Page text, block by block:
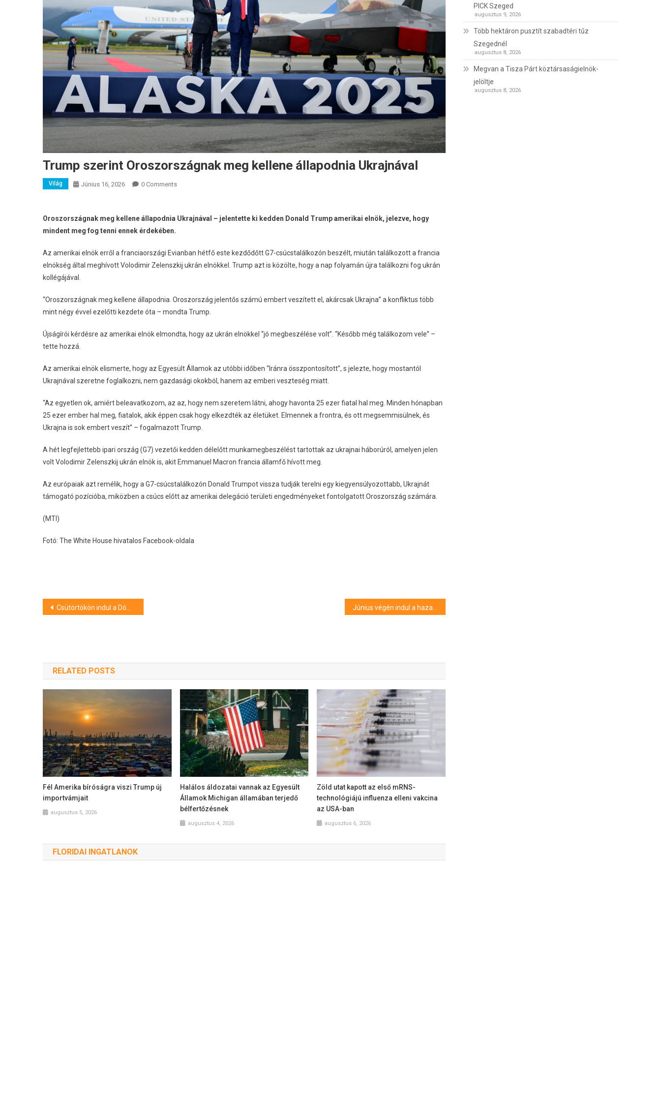
Trump szerint Oroszországnak meg kellene állapodnia Ukrajnával
Világ Június 16, 2026 0 Comments
Oroszországnak meg kellene állapodnia Ukrajnával – jelentette ki kedden Donald Trump amerikai elnök, jelezve, hogy
mindent meg fog tenni ennek érdekében.
Az amerikai elnök erről a franciaországi Evianban hétfő este kezdődőtt G7-csúcstalálkozón beszélt, miután találkozott a francia
elnökség által meghívott Volodimir Zelenszkij ukrán elnökkel. Trump azt is közölte, hogy a nap folyamán újra találkozni fog ukrán
kollégájával.
“Oroszországnak meg kellene állapodnia. Oroszország jelentős számú embert veszített el, akárcsak Ukrajna” a konfliktus több
mint négy évvel ezelőtti kezdete óta – mondta Trump.
Újságírói kérdésre az amerikai elnök elmondta, hogy az ukrán elnökkel “jó megbeszélése volt”. “Később még találkozom vele” –
tette hozzá.
Az amerikai elnök elismerte, hogy az Egyesült Államok az utóbbi időben “Iránra összpontosított”, s jelezte, hogy mostantól
Ukrajnával szeretne foglalkozni, nem gazdasági okokból, hanem az emberi veszteség miatt.
“Az egyetlen ok, amiért beleavatkozom, az az, hogy nem szeretem látni, ahogy havonta 25 ezer fiatal hal meg. Minden hónapban
25 ezer ember hal meg, fiatalok, akik éppen csak hogy elkezdték az életüket. Elmennek a frontra, és ott megsemmisülnek, és
Ukrajna is sok embert veszít” – fogalmazott Trump.
A hét legfejlettebb ipari ország (G7) vezetői kedden délelőtt munkamegbeszélést tartottak az ukrajnai háborúról, amelyen jelen
volt Volodimir Zelenszkij ukrán elnök is, akit Emmanuel Macron francia államfő hívott meg.
Az európaiak azt remélik, hogy a G7-csúcstalálkozón Donald Trumpot vissza tudják terelni egy kiegyensúlyozottabb, Ukrajnát
támogató pozícióba, miközben a csúcs előtt az amerikai delegáció területi engedményeket fontolgatott Oroszország számára.
(MTI)
Fotó: The White House hivatalos Facebook-oldala
Bejegyzés
Csütörtökön indul a Dómkerti Zenés Esték sorozat Szegeden
RELATED POSTS
Fél Amerika bíróságra viszi Trump új
importvámjait
augusztus 5, 2026
Halálos áldozatai vannak az Egyesült
Államok Michigan államában terjedő
bélfertőzésnek
augusztus 4, 2026
Zöld utat kapott az első mRNS-
technológiájú influenza elleni vakcina
az USA-ban
augusztus 6, 2026
FLORIDAI INGATLANOK
PICK Szeged
augusztus 9, 2026
Több hektáron pusztít szabadtéri tűz
Szegednél
augusztus 8, 2026
Megvan a Tisza Párt köztársaságielnök-
jelöltje
augusztus 8, 2026